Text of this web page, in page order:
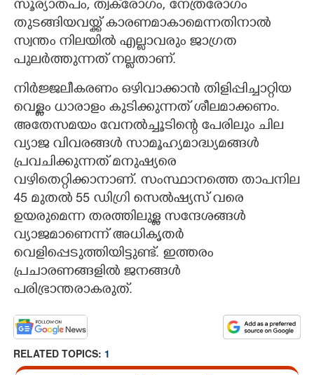
സൂര്യാതപം, ത്വക്‌രോഗം, നേത്രരോഗം
തുടങ്ങിയവയ്ക്ക് കാരണമാകാമെന്നതിനാൽ
സ്വന്തം നിലയിൽ എല്ലാവരും ജാഗ്രത
പുലർത്തുന്നത് നല്ലതാണ്.
നിർജ്ജലീകരണം ഒഴിവാക്കാൻ തിളിപ്പിച്ചാറ്റിയ
വെള്ളം ധാരാളം കുടിക്കുന്നത് ശീലമാക്കണം.
അതേസമയം വേനൽച്ചൂടിന്റെ പേരിലും ചില
വ്യാജ വിവരങ്ങൾ സാമൂഹ്യമാദ്ധ്യമങ്ങൾ
പ്രവചിക്കുന്നത് മനുഷ്യരെ
വഴിതെറ്റിക്കാനാണ്. സംസ്ഥാനത്തെ താപനില
45 മുതൽ 55 ഡിഗ്രി സെൽഷ്യസ് വരെ
ഉയരുമെന്ന തരത്തിലുള്ള സന്ദേശങ്ങൾ
വ്യാജമാണെന്ന് അധികൃതർ
വെളിപ്പെടുത്തിയിട്ടുണ്ട്. ഇത്തരം
പ്രചാരണങ്ങളിൽ ജനങ്ങൾ
പരിഭ്രാന്തരാകരുത്.
RELATED TOPICS: 1